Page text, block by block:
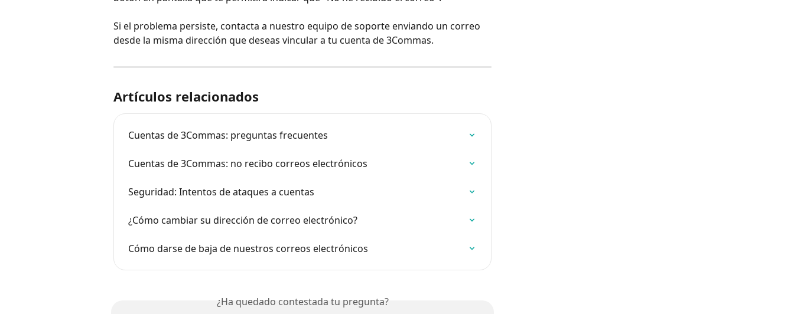
Si el problema persiste, contacta a nuestro equipo de soporte enviando un correo
desde la misma dirección que deseas vincular a tu cuenta de 3Commas.
Artículos relacionados
Cuentas de 3Commas: preguntas frecuentes
Cuentas de 3Commas: no recibo correos electrónicos
Seguridad: Intentos de ataques a cuentas
¿Cómo cambiar su dirección de correo electrónico?
Cómo darse de baja de nuestros correos electrónicos
¿Ha quedado contestada tu pregunta?